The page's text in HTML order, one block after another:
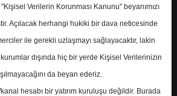
2
Verilerin Korunması Kanunu" beyanımızı
Açılacak herhangi hukiki bir dava neticesinde
ile gerekli uzlaşmayı sağlayacaktır, lakin
dışında hiç bir yerde Kişisel Verilerinizin
da beyan ederiz.
hesabı bir yatırım kuruluşu değildir. Burada